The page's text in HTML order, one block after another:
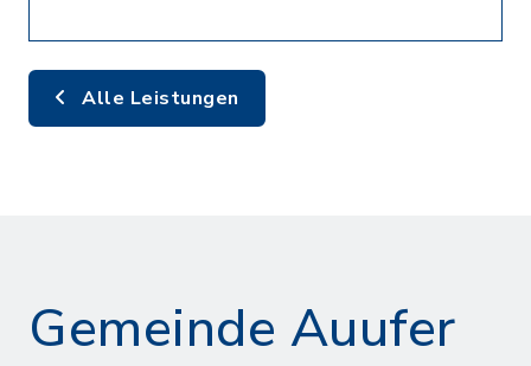
Alle Leistungen
Gemeinde Auufer